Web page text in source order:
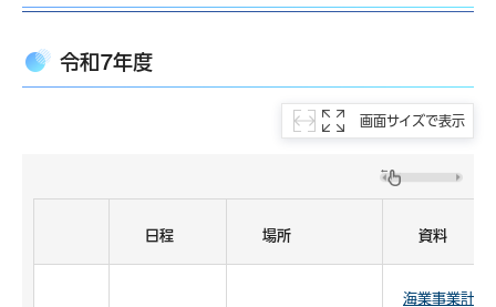
令和7年度
画面サイズで表示
日程 場所 資料
海業事業計